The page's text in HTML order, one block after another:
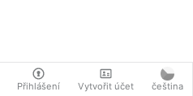
Přihlášení Vytvořit účet čeština